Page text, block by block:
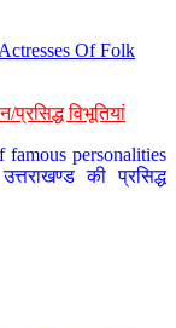
Of Folk
विभूतियां
personalities
की प्रसिद्ध